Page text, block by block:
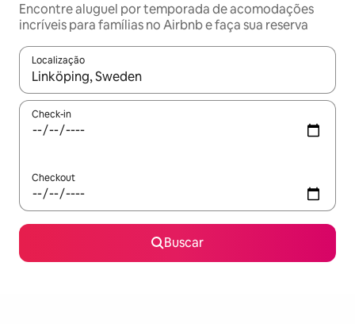
Encontre aluguel por temporada de acomodações
incríveis para famílias no Airbnb e faça sua reserva
Localização
Quando os resultados estiverem disponíveis, explore-os
Check-in
Checkout
Buscar